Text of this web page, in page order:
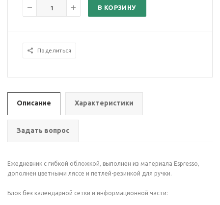
В КОРЗИНУ
Поделиться
Описание Характеристики
Задать вопрос
Ежедневник с гибкой обложкой, выполнен из материала Espresso,
дополнен цветными ляссе и петлей-резинкой для ручки.
Блок без календарной сетки и информационной части: